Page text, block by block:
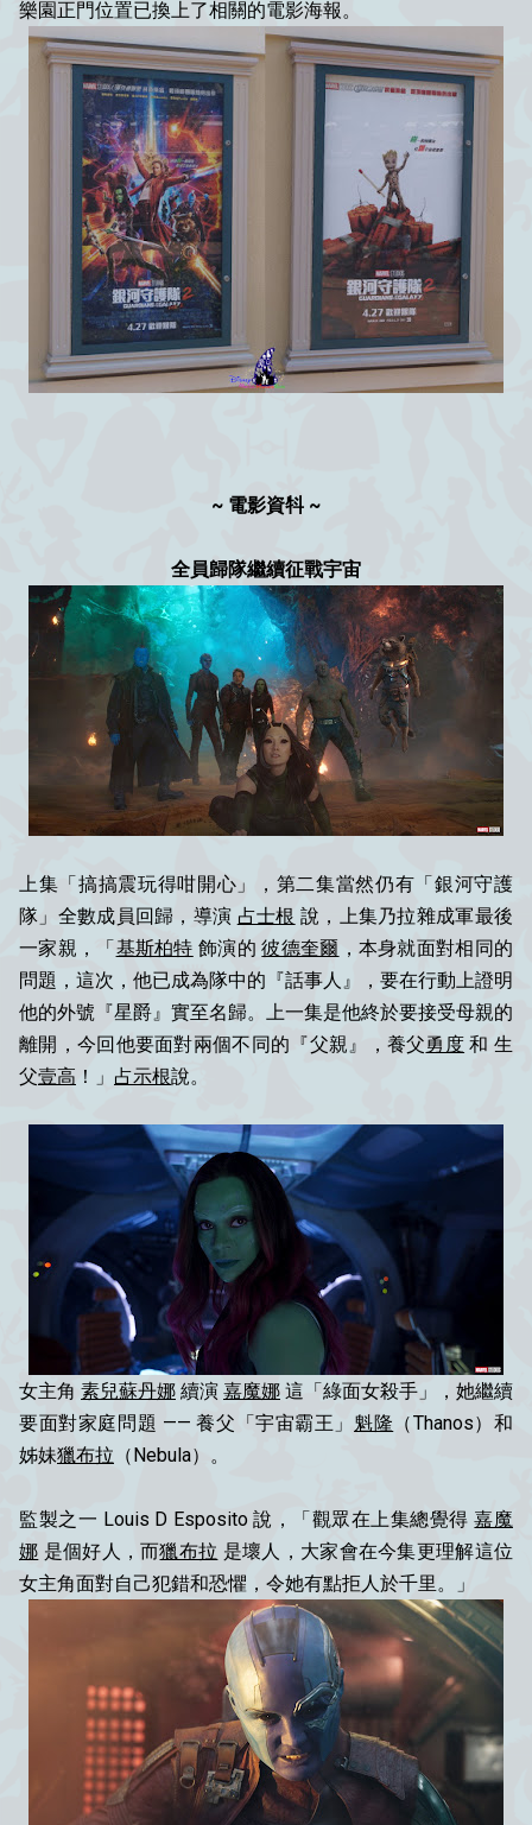
樂園正門位置已換上了相關的電影海報。
~ 電影資㸯 ~
全員歸隊繼續征戰宇宙
上集「搞搞震玩得咁開心」，第二集當然仍有「銀河守護
隊」全數成員回歸，導演 占士根 說，上集乃拉雜成軍最後
一家親，「 基斯柏特 飾演的彼德奎爾 ，本身就面對相同的
問題，這次，他已成為隊中的『話事人』，要在行動上證明
他的外號『星爵』實至名歸。上一集是他終於要接受母親的
離開，今回他要面對兩個不同的『父親』，養父勇度 和 生
父壹高 ！」 占示根說。
女主角 素兒蘇丹娜 續演 嘉魔娜 這「綠面女殺手」，她繼續
要面對家庭問題 —— 養父「宇宙霸王」 魁隆 （Thanos）和
姊妹獵布拉 （Nebula）。
監製之一 Louis D Esposito 說，「觀眾在上集總覺得嘉魔
娜 是個好人，而獵布拉 是壞人，大家會在今集更理解這位
女主角面對自己犯錯和恐懼，令她有點拒人於千里。」